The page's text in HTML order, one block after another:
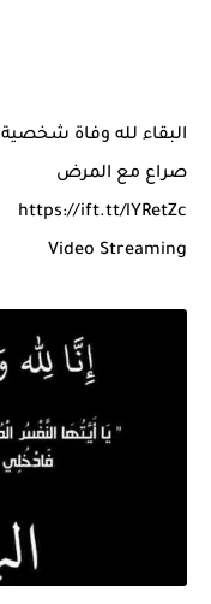
البقاء لله وفاة
صراع مع المرض
https://ift.tt/lYRetZc
Video Streaming